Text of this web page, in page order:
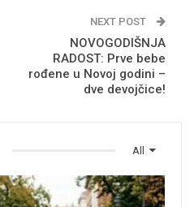
NEXT POST
NOVOGODIŠNJA
RADOST: Prve bebe
rođene u Novoj godini –
dve devojčice!
All